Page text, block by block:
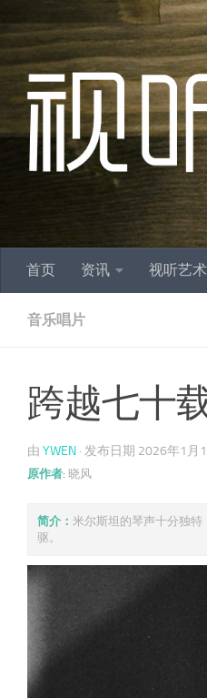
跳至内容
首页 资讯 视听艺术
音乐唱片
跨越七十
由 YWEN · 发布日期 2026年1月
原作者: 晓风
简介： 米尔斯坦的琴声十分独
驱。